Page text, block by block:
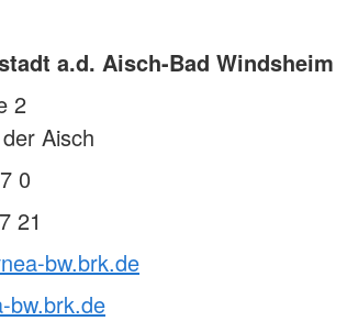
a.d. Aisch-Bad Windsheim
2
Aisch
0
21
bw.brk.de
bw.brk.de